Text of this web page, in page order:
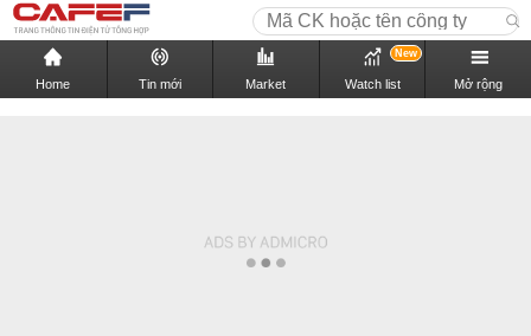
Home Tin mới Market Watch list
New
Mở rộng